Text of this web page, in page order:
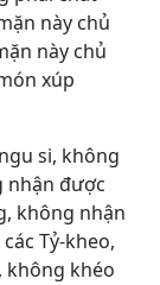
này chủ
này chủ
xúp
si, không
nhận được
không nhận
Tỷ-kheo,
không khéo